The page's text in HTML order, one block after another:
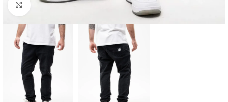
Kliknij aby powiększyć